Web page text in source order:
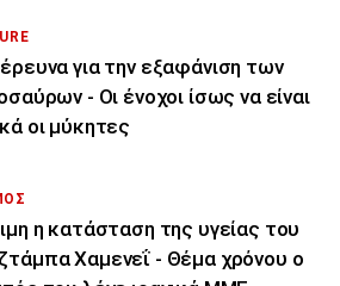
για την εξαφάνιση των
- Οι ένοχοι ίσως να είναι
οι μύκητες
η κατάσταση της υγείας του
Χαμενεΐ - Θέμα χρόνου ο